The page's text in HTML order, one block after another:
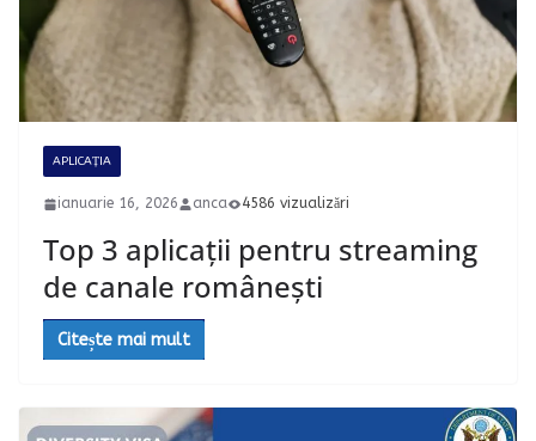
APLICAȚIA
ianuarie 16, 2026 anca 4586 vizualizări
Top 3 aplicații pentru streaming
de canale românești
Citește mai mult